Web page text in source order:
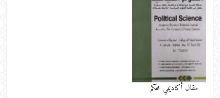
مقال أكاديمي محكم